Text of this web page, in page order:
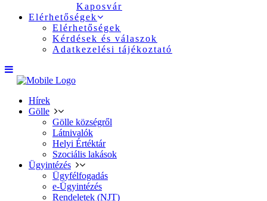
Kaposvár
Elérhetőségek
Elérhetőségek
Kérdések és válaszok
Adatkezelési tájékoztató
Hírek
Gölle
Gölle községről
Látnivalók
Helyi Értéktár
Szociális lakások
Ügyintézés
Ügyfélfogadás
e-Ügyintézés
Rendeletek (NJT)